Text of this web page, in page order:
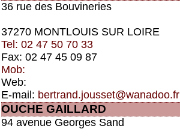
36 rue des Bouvineries
37270 MONTLOUIS SUR LOIRE
Tel: 02 47 50 70 33
Fax: 02 47 45 09 87
Mob:
Web:
E-mail: bertrand.jousset@wanadoo.fr
OUCHE GAILLARD
94 avenue Georges Sand